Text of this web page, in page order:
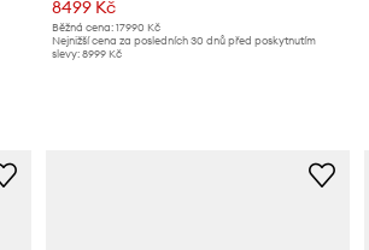
8499 Kč
Běžná cena: 17990 Kč
Nejnižší cena za posledních 30 dnů před poskytnutím
slevy: 8999 Kč